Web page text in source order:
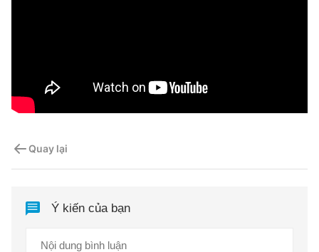
Quay lại
Ý kiến của bạn